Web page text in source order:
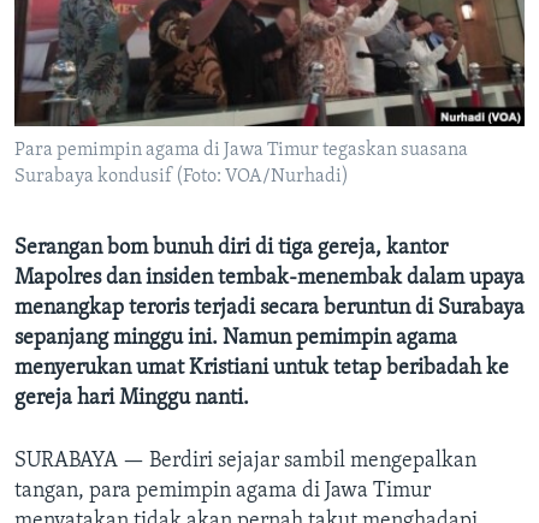
Para pemimpin agama di Jawa Timur tegaskan suasana
Surabaya kondusif (Foto: VOA/Nurhadi)
Serangan bom bunuh diri di tiga gereja, kantor
Mapolres dan insiden tembak-menembak dalam upaya
menangkap teroris terjadi secara beruntun di Surabaya
sepanjang minggu ini. Namun pemimpin agama
menyerukan umat Kristiani untuk tetap beribadah ke
gereja hari Minggu nanti.
SURABAYA — Berdiri sejajar sambil mengepalkan
tangan, para pemimpin agama di Jawa Timur